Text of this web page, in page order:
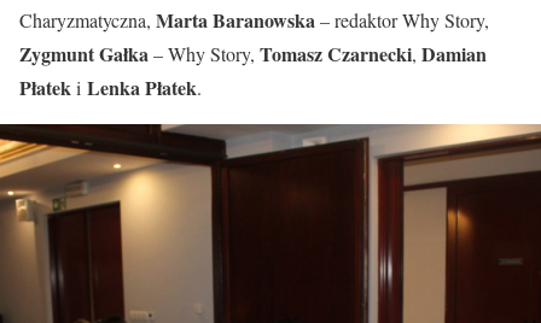
Charyzmatyczna, Marta Baranowska– redaktor Why Story,
Zygmunt Gałka– Why Story, Tomasz Czarnecki, Damian
Płateki Lenka Płatek.